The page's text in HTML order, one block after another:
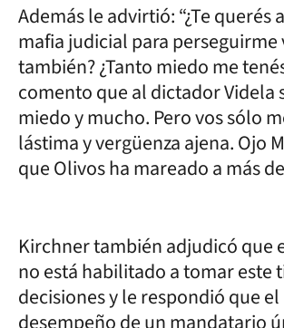
Además le advirtió: “¿Te querés
mafia judicial para perseguirme
también? ¿Tanto miedo me
comento que al dictador Videla
miedo y mucho. Pero vos sólo
lástima y vergüenza ajena. Ojo
que Olivos ha mareado a más
Kirchner también adjudicó que
no está habilitado a tomar este
decisiones y le respondió que